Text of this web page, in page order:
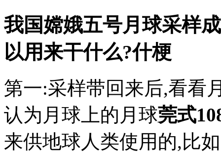
我国嫦娥五号月球采样
以用来干什么?什梗
第一:采样带回来后,看看
认为月球上的月球莞式
来供地球人类使用的,比